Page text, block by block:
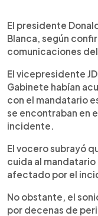
El presidente
Blanca, según
comunicaciones
El vicepresidente
Gabinete habían
con el mandatario
se encontraban en
incidente.
El vocero subrayó
cuida al
afectado por el
No obstante, el
por decenas de